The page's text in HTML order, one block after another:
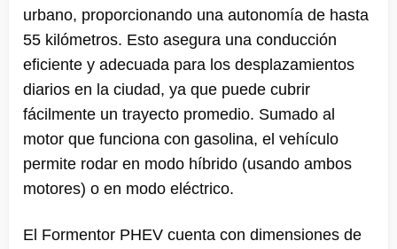
urbano, proporcionando una autonomía de hasta
55 kilómetros. Esto asegura una conducción
eficiente y adecuada para los desplazamientos
diarios en la ciudad, ya que puede cubrir
fácilmente un trayecto promedio. Sumado al
motor que funciona con gasolina, el vehículo
permite rodar en modo híbrido (usando ambos
motores) o en modo eléctrico.
El Formentor PHEV cuenta con dimensiones de